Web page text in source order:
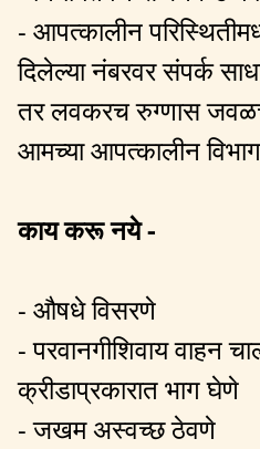
- आपत्कालीन
दिलेल्या नंबरवर संपर्क
तर लवकरच रुग्णास
आमच्या आपत्कालीन
काय करू नये -
- औषधे विसरणे
- परवानगीशिवाय वाहन
क्रीडाप्रकारात भाग घेणे
- जखम अस्वच्छ ठेवणे